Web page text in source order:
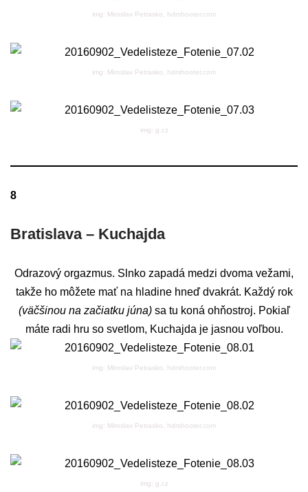
img: Miroslav Petrasko, hdrshooter.com
img: Miroslav Petrasko, hdrshooter.com
img: g.cz
8
Bratislava – Kuchajda
Odrazový orgazmus. Slnko zapadá medzi dvoma vežami,
takže ho môžete mať na hladine hneď dvakrát. Každý rok
(väčšinou na začiatku júna)sa tu koná ohňostroj. Pokiaľ
máte radi hru so svetlom, Kuchajda je jasnou voľbou.
img: Miroslav Petrasko, hdrshooter.com
img: Miroslav Petrasko, hdrshooter.com
img: g.cz